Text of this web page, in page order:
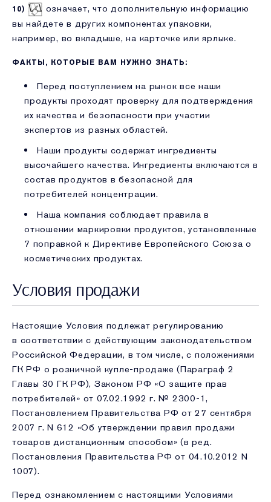
10)
означает, что дополнительную информацию
вы найдете в других компонентах упаковки,
например, во вкладыше, на карточке или ярлыке.
ФАКТЫ, КОТОРЫЕ ВАМ НУЖНО ЗНАТЬ:
Перед поступлением на рынок все наши
продукты проходят проверку для подтверждения
их качества и безопасности при участии
экспертов из разных областей.
Наши продукты содержат ингредиенты
высочайшего качества. Ингредиенты включаются в
состав продуктов в безопасной для
потребителей концентрации.
Наша компания соблюдает правила в
отношении маркировки продуктов, установленные
7 поправкой к Директиве Европейского Союза о
косметических продуктах.
Условия продажи
Настоящие Условия подлежат регулированию
в соответствии с действующим законода­тельством
Российской Федерации, в том числе, с положениями
ГК РФ о розничной купле-продаже (Параграф 2
Главы 30 ГК РФ), Законом РФ «О защите прав
потребителей» от 07.02.1992 г. № 2300-1,
Постановлением Правительства РФ от 27 сентября
2007 г. N 612 «Об утверждении правил продажи
товаров дистанционным способом» (в ред.
Постановления Правительства РФ от 04.10.2012 N
1007).
Перед ознакомлением с настоящими Условиями